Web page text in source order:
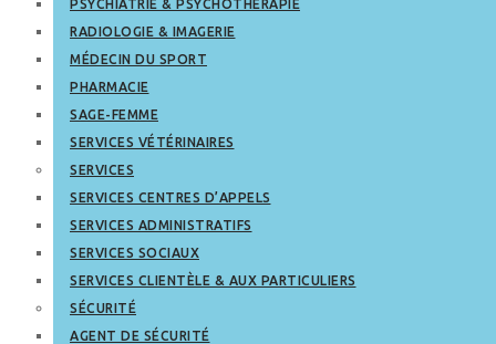
PSYCHIATRIE & PSYCHOTHÉRAPIE
RADIOLOGIE & IMAGERIE
MÉDECIN DU SPORT
PHARMACIE
SAGE-FEMME
SERVICES VÉTÉRINAIRES
SERVICES
SERVICES CENTRES D’APPELS
SERVICES ADMINISTRATIFS
SERVICES SOCIAUX
SERVICES CLIENTÈLE & AUX PARTICULIERS
SÉCURITÉ
AGENT DE SÉCURITÉ